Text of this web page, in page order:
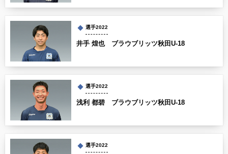
選手2022
井手 煌也 ブラウブリッツ秋田U-18
選手2022
浅利 都碧 ブラウブリッツ秋田U-18
選手2022